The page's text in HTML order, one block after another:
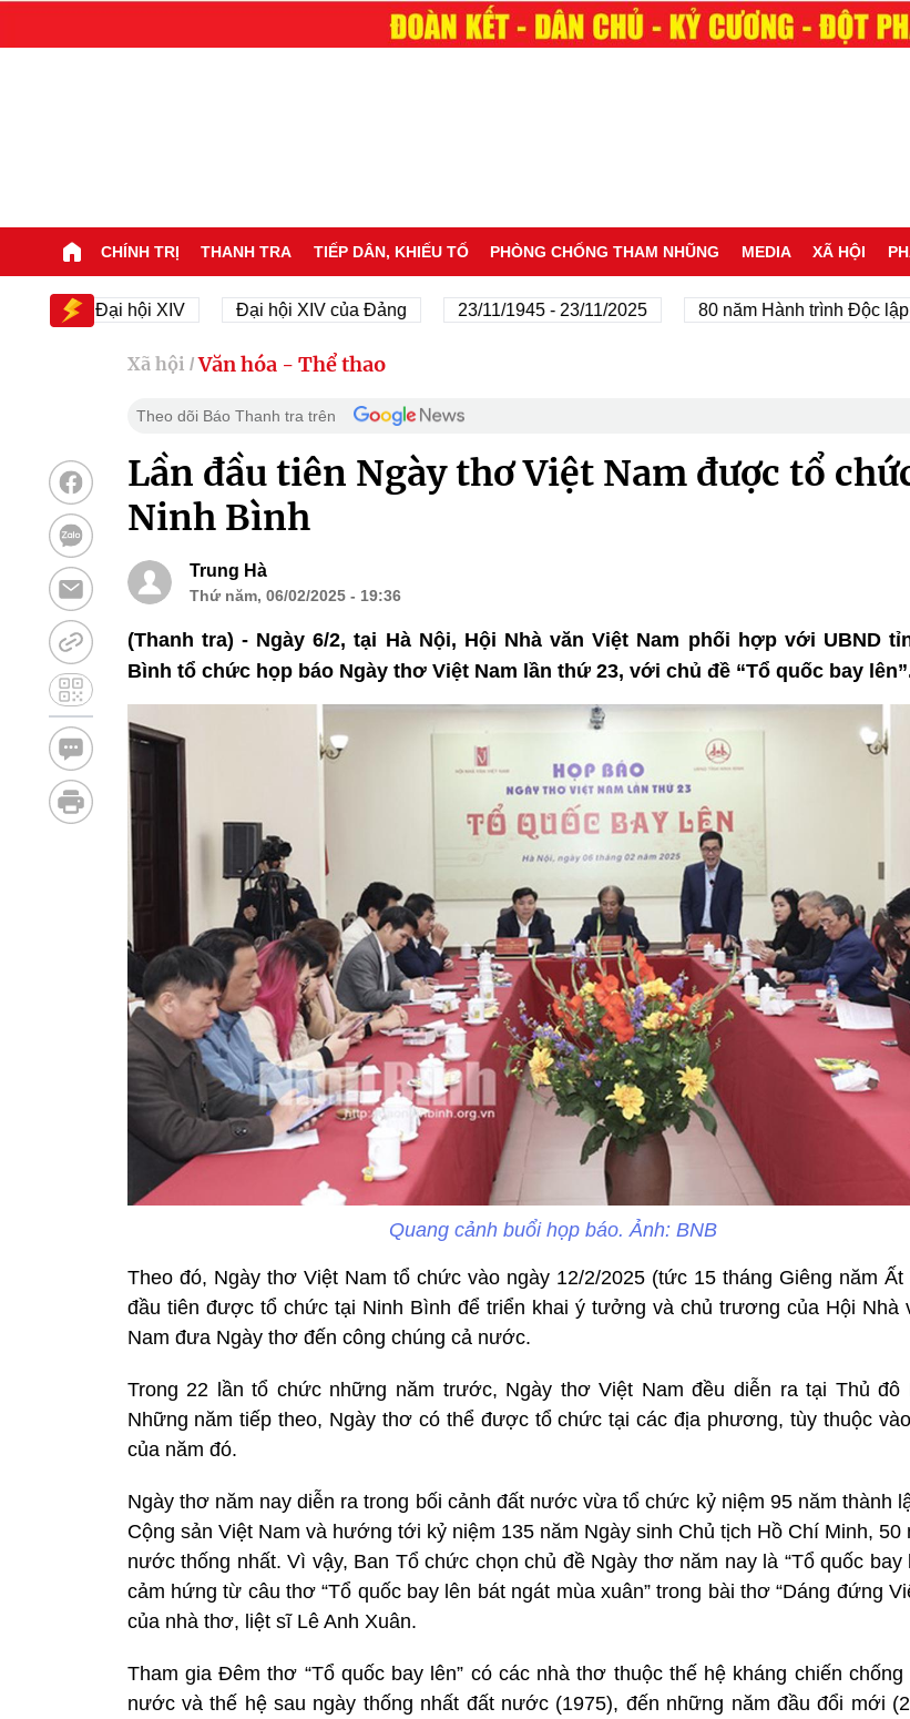
CHÍNH TRỊ THANH TRA TIẾP DÂN, KHIẾU TỐ PHÒNG CHỐNG THAM NHŨNG MEDIA XÃ HỘI
Đại hội XIV Đại hội XIV của Đảng 23/11/1945 - 23/11/2025 80 năm Hành trình Độc lập - Tự
Xã hội / Văn hóa - Thể thao
Theo dõi Báo Thanh tra trên
Lần đầu tiên Ngày thơ Việt Nam được tổ
Ninh Bình
Trung Hà
Thứ năm, 06/02/2025 - 19:36
(Thanh tra) - Ngày 6/2, tại Hà Nội, Hội Nhà văn Việt Nam phối hợp với UBND
Bình tổ chức họp báo Ngày thơ Việt Nam lần thứ 23, với chủ đề “Tổ quốc bay
Quang cảnh buổi họp báo. Ảnh: BNB
Theo đó, Ngày thơ Việt Nam tổ chức vào ngày 12/2/2025 (tức 15 tháng Giêng năm Ất
đầu tiên được tổ chức tại Ninh Bình để triển khai ý tưởng và chủ trương của Hội Nhà
Nam đưa Ngày thơ đến công chúng cả nước.
Trong 22 lần tổ chức những năm trước, Ngày thơ Việt Nam đều diễn ra tại Thủ đô
Những năm tiếp theo, Ngày thơ có thể được tổ chức tại các địa phương, tùy thuộc
của năm đó.
Ngày thơ năm nay diễn ra trong bối cảnh đất nước vừa tổ chức kỷ niệm 95 năm thành
Cộng sản Việt Nam và hướng tới kỷ niệm 135 năm Ngày sinh Chủ tịch Hồ Chí Minh, 50
nước thống nhất. Vì vậy, Ban Tổ chức chọn chủ đề Ngày thơ năm nay là “Tổ quốc bay
cảm hứng từ câu thơ “Tổ quốc bay lên bát ngát mùa xuân” trong bài thơ “Dáng đứng
của nhà thơ, liệt sĩ Lê Anh Xuân.
Tham gia Đêm thơ “Tổ quốc bay lên” có các nhà thơ thuộc thế hệ kháng chiến
nước và thế hệ sau ngày thống nhất đất nước (1975), đến những năm đầu đổi mới